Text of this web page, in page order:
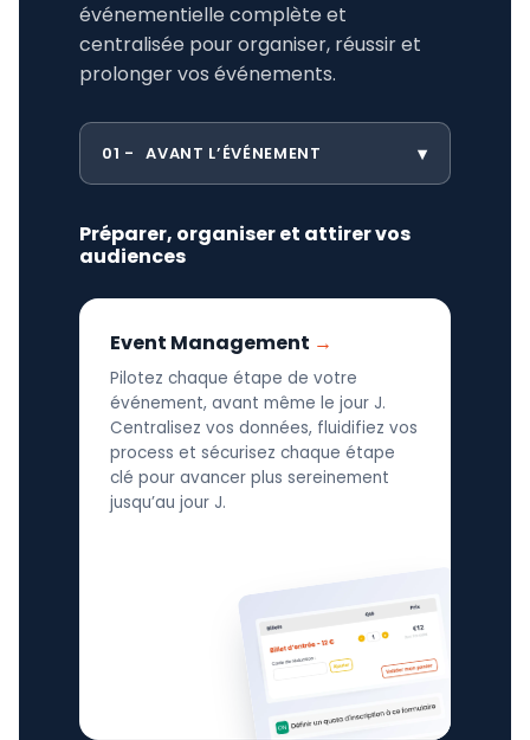
événementielle complète et
centralisée pour organiser, réussir et
prolonger vos événements.
01 AVANT L’ÉVÉNEMENT
Préparer, organiser et attirer vos
audiences
Event Management
Pilotez chaque étape de votre
événement, avant même le jour J.
Centralisez vos données, fluidifiez vos
process et sécurisez chaque étape
clé pour avancer plus sereinement
jusqu’au jour J.